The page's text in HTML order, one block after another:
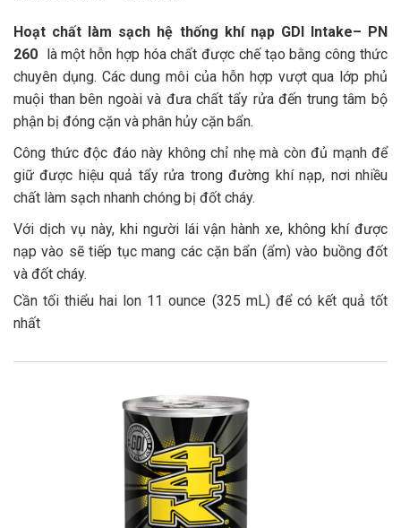
Hoạt chất làm sạch hệ thống khí nạp GDI Intake– PN
260 là một hỗn hợp hóa chất được chế tạo bằng công thức
chuyên dụng. Các dung môi của hỗn hợp vượt qua lớp phủ
muội than bên ngoài và đưa chất tẩy rửa đến trung tâm bộ
phận bị đóng cặn và phân hủy cặn bẩn.
Công thức độc đáo này không chỉ nhẹ mà còn đủ mạnh để
giữ được hiệu quả tẩy rửa trong đường khí nạp, nơi nhiều
chất làm sạch nhanh chóng bị đốt cháy.
Với dịch vụ này, khi người lái vận hành xe, không khí được
nạp vào sẽ tiếp tục mang các cặn bẩn (ẩm) vào buồng đốt
và đốt cháy.
Cần tối thiểu hai lon 11 ounce (325 mL) để có kết quả tốt
nhất